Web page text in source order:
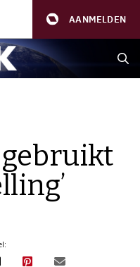
AANMELDEN